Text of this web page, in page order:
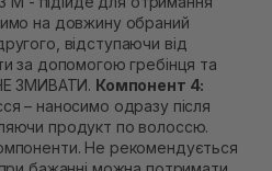
на довжину обраний
відступаючи від
за допомогою гребінця та
ЗМИВАТИ. Компонент 4:
– наносимо одразу після
продукт по волоссю.
Не рекомендується